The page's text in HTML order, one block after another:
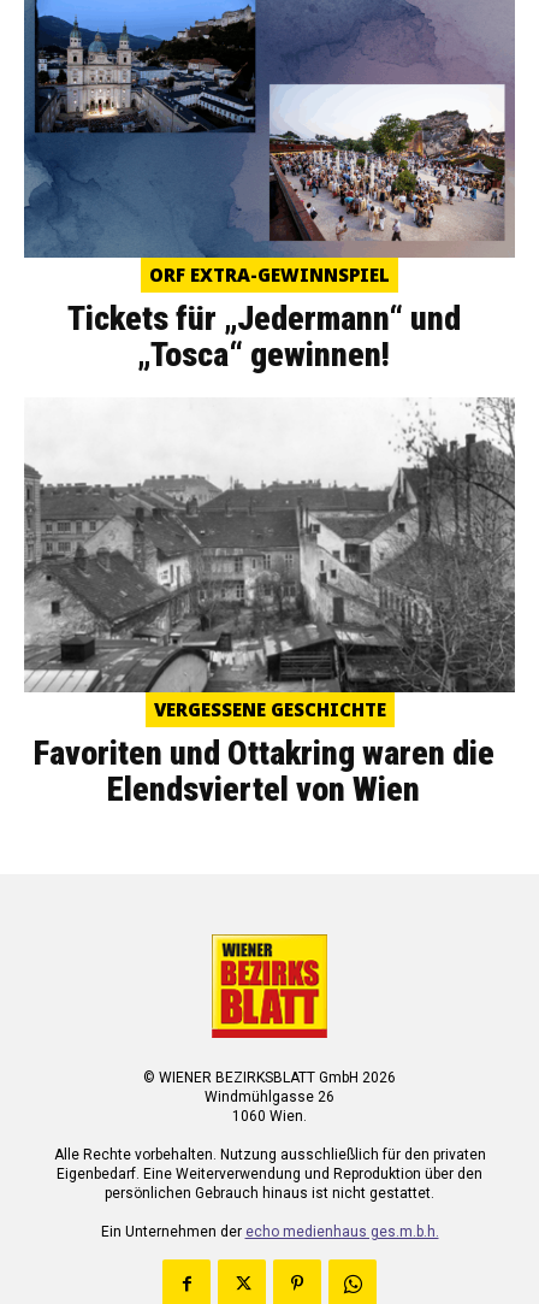
ORF EXTRA-GEWINNSPIEL
Tickets für „Jedermann“ und
„Tosca“ gewinnen!
VERGESSENE GESCHICHTE
Favoriten und Ottakring waren die
Elendsviertel von Wien
© WIENER BEZIRKSBLATT GmbH 2026
Windmühlgasse 26
1060 Wien.
Alle Rechte vorbehalten. Nutzung ausschließlich für den privaten
Eigenbedarf. Eine Weiterverwendung und Reproduktion über den
persönlichen Gebrauch hinaus ist nicht gestattet.
Ein Unternehmen der echo medienhaus ges.m.b.h.